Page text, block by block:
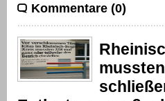
Kommentare (0)